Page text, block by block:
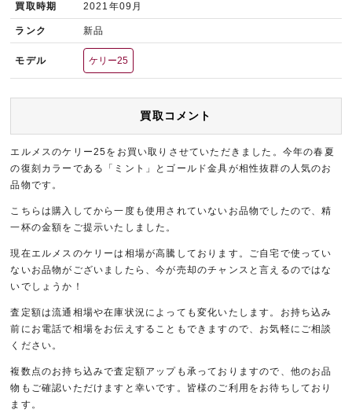
買取時期 2021年09月
ランク 新品
モデル ケリー25
買取コメント
エルメスのケリー25をお買い取りさせていただきました。今年の春夏
の復刻カラーである「ミント」とゴールド金具が相性抜群の人気のお
品物です。
こちらは購入してから一度も使用されていないお品物でしたので、精
一杯の金額をご提示いたしました。
現在エルメスのケリーは相場が高騰しております。ご自宅で使ってい
ないお品物がございましたら、今が売却のチャンスと言えるのではな
いでしょうか！
査定額は流通相場や在庫状況によっても変化いたします。お持ち込み
前にお電話で相場をお伝えすることもできますので、お気軽にご相談
ください。
複数点のお持ち込みで査定額アップも承っておりますので、他のお品
物もご確認いただけますと幸いです。皆様のご利用をお待ちしており
ます。